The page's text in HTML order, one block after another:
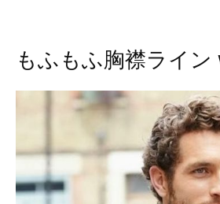
もふもふ胸襟ライン